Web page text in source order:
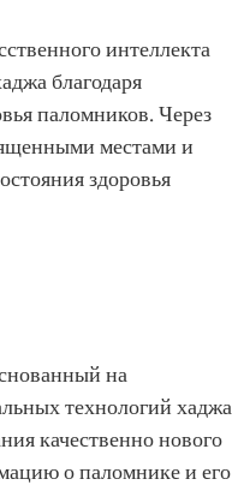
интеллекта
благодаря
паломников. Через
местами и
здоровья
на
технологий
качественно нового
о паломнике и его